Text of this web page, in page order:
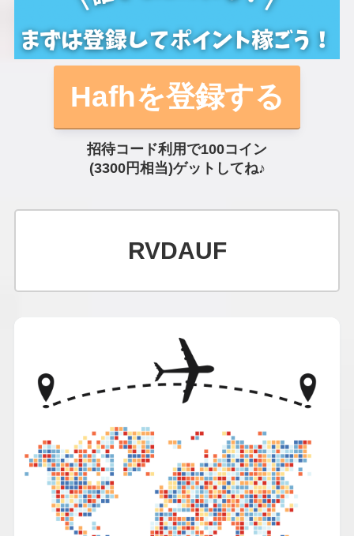
Hafhを登録する
招待コード利用で100コイン
(3300円相当)ゲットしてね♪
RVDAUF